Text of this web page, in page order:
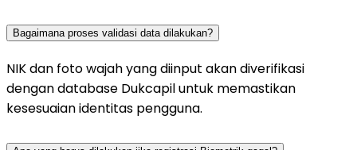
Bagaimana proses validasi data dilakukan?
NIK dan foto wajah yang diinput akan diverifikasi
dengan database Dukcapil untuk memastikan
kesesuaian identitas pengguna.